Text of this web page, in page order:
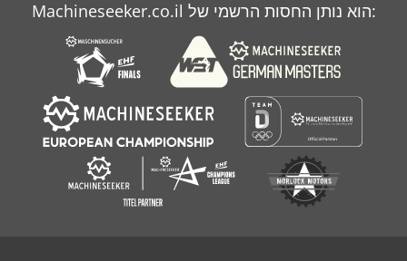
Claas Wm 20
Deutzfahr Km 25
Machineseeker.co.il הוא נותן החסות הרשמי של: